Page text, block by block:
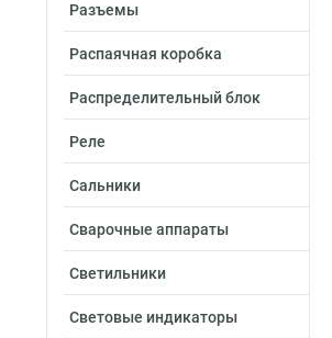
Разъемы
Распаячная коробка
Распределительный блок
Реле
Сальники
Сварочные аппараты
Светильники
Световые индикаторы